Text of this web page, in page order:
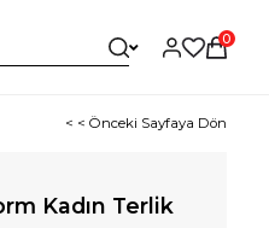
0
< < Önceki Sayfaya Dön
Kadın Terlik